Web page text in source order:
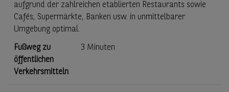
aufgrund der zahlreichen etablierten Restaurants sowie
Cafés, Supermärkte, Banken usw. in unmittelbarer
Umgebung optimal.
Fußweg zu
öffentlichen
Verkehrsmitteln
3 Minuten